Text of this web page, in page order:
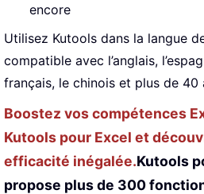
encore
Utilisez Kutools dans la langue
compatible avec l’anglais,
français, le chinois et plus de 40
Boostez vos compétences
Kutools pour Excel et
efficacité inégalée.Kutools
propose plus de 300